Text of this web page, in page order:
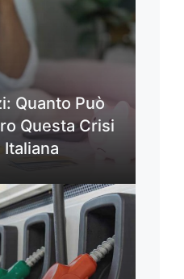
Quanto Può
Questa Crisi
Italiana